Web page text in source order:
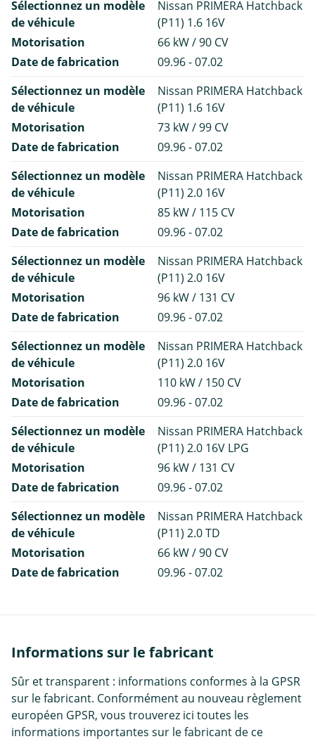
Sélectionnez un modèle
de véhicule
Nissan PRIMERA Hatchback
(P11) 1.6 16V
Motorisation
66 kW / 90 CV
Date de fabrication
09.96 - 07.02
Sélectionnez un modèle
de véhicule
Nissan PRIMERA Hatchback
(P11) 1.6 16V
Motorisation
73 kW / 99 CV
Date de fabrication
09.96 - 07.02
Sélectionnez un modèle
de véhicule
Nissan PRIMERA Hatchback
(P11) 2.0 16V
Motorisation
85 kW / 115 CV
Date de fabrication
09.96 - 07.02
Sélectionnez un modèle
de véhicule
Nissan PRIMERA Hatchback
(P11) 2.0 16V
Motorisation
96 kW / 131 CV
Date de fabrication
09.96 - 07.02
Sélectionnez un modèle
de véhicule
Nissan PRIMERA Hatchback
(P11) 2.0 16V
Motorisation
110 kW / 150 CV
Date de fabrication
09.96 - 07.02
Sélectionnez un modèle
de véhicule
Nissan PRIMERA Hatchback
(P11) 2.0 16V LPG
Motorisation
96 kW / 131 CV
Date de fabrication
09.96 - 07.02
Sélectionnez un modèle
de véhicule
Nissan PRIMERA Hatchback
(P11) 2.0 TD
Motorisation
66 kW / 90 CV
Date de fabrication
09.96 - 07.02
Informations sur le fabricant
Sûr et transparent : informations conformes à la GPSR
sur le fabricant. Conformément au nouveau règlement
européen GPSR, vous trouverez ici toutes les
informations importantes sur le fabricant de ce